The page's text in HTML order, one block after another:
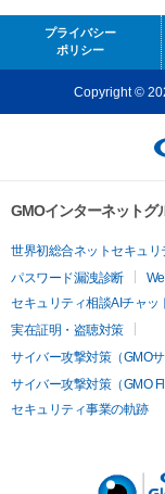
プライバシー
ポリシー
Copyright ©
GMOインターネットグ
世界初総合ネットセキュリ
パスワード漏洩診断
セキュリティ相談AIチャッ
実在証明・盗聴対策
サイバー攻撃対策（GMO
サイバー攻撃対策（GMO
セキュリティ事業の軌跡